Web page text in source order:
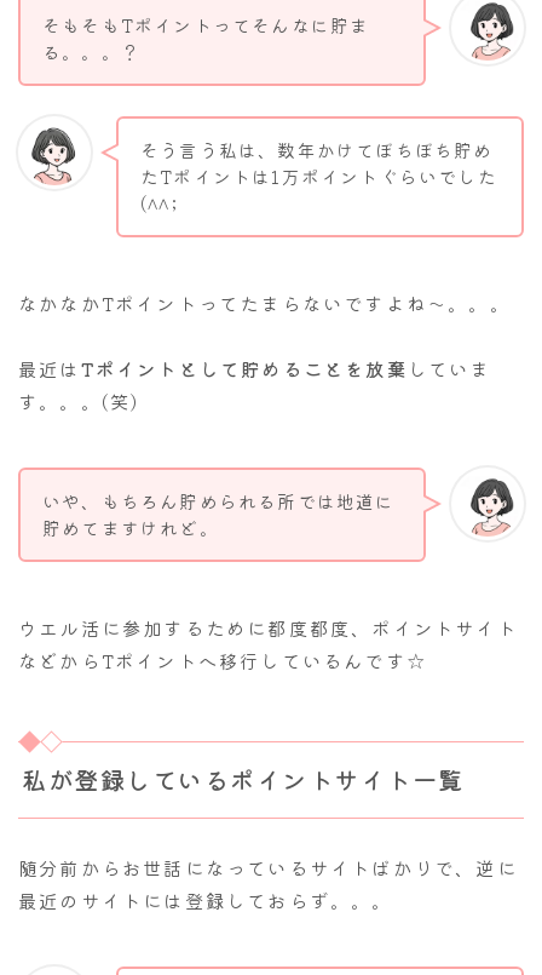
そもそもTポイントってそんなに貯ま
る。。。？
そう言う私は、数年かけてぼちぼち貯め
たTポイントは1万ポイントぐらいでした
(^^;
なかなかTポイントってたまらないですよね～。。。
最近はTポイントとして貯めることを放棄 していま
す。。。(笑)
いや、もちろん貯められる所では地道に
貯めてますけれど。
ウエル活に参加するために都度都度、ポイントサイト
などからTポイントへ移行しているんです☆
私が登録しているポイントサイト一覧
随分前からお世話になっているサイトばかりで、逆に
最近のサイトには登録しておらず。。。